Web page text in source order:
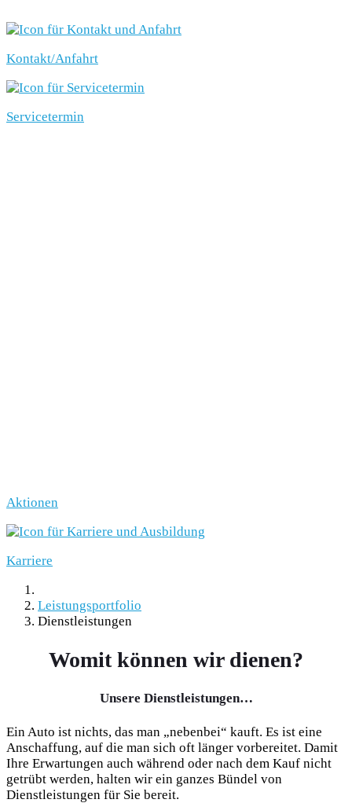
Kontakt/Anfahrt
Servicetermin
Aktionen
Karriere
Leistungsportfolio
Dienstleistungen
Womit können wir dienen?
Unsere Dienstleistungen…
Ein Auto ist nichts, das man „nebenbei“ kauft. Es ist eine
Anschaffung, auf die man sich oft länger vorbereitet. Damit
Ihre Erwartungen auch während oder nach dem Kauf nicht
getrübt werden, halten wir ein ganzes Bündel von
Dienstleistungen für Sie bereit.